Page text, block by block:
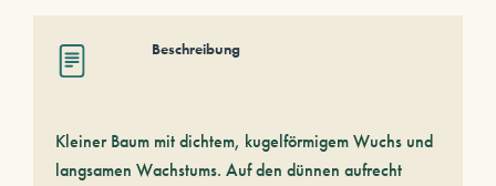
Beschreibung
Kleiner Baum mit dichtem, kugelförmigem Wuchs und
langsamen Wachstums. Auf den dünnen aufrecht